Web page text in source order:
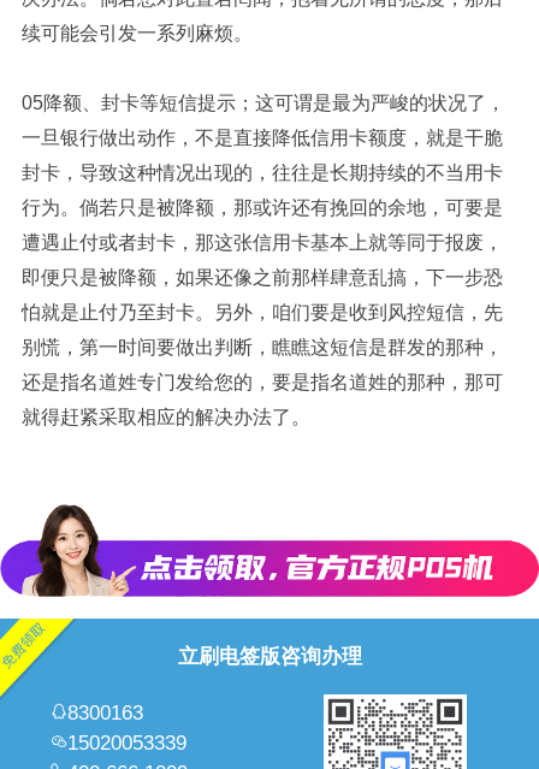
续可能会引发一系列麻烦。
05降额、封卡等短信提示；这可谓是最为严峻的状况了，
一旦银行做出动作，不是直接降低信用卡额度，就是干脆
封卡，导致这种情况出现的，往往是长期持续的不当用卡
行为。倘若只是被降额，那或许还有挽回的余地，可要是
遭遇止付或者封卡，那这张信用卡基本上就等同于报废，
即便只是被降额，如果还像之前那样肆意乱搞，下一步恐
怕就是止付乃至封卡。另外，咱们要是收到风控短信，先
别慌，第一时间要做出判断，瞧瞧这短信是群发的那种，
还是指名道姓专门发给您的，要是指名道姓的那种，那可
就得赶紧采取相应的解决办法了。
立刷电签版咨询办理
8300163
15020053339